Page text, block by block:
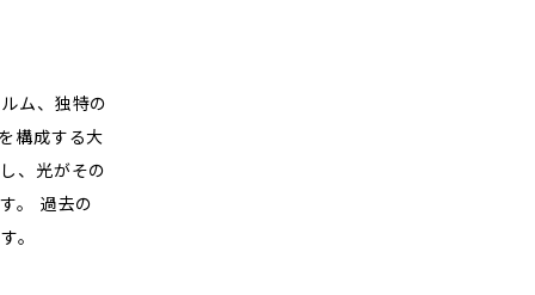
ム、独特の
構成する大
、光がその
。 過去の
。